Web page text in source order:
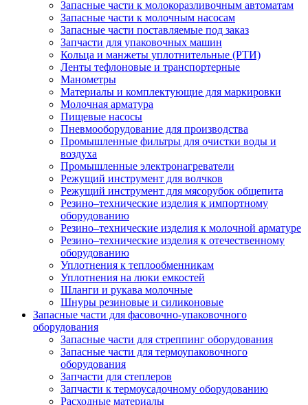
Запасные части к молокоразливочным автоматам
Запасные части к молочным насосам
Запасные части поставляемые под заказ
Запчасти для упаковочных машин
Кольца и манжеты уплотнительные (РТИ)
Ленты тефлоновые и транспортерные
Манометры
Материалы и комплектующие для маркировки
Молочная арматура
Пищевые насосы
Пневмооборудование для производства
Промышленные фильтры для очистки воды и
воздуха
Промышленные электронагреватели
Режущий инструмент для волчков
Режущий инструмент для мясорубок общепита
Резино–технические изделия к импортному
оборудованию
Резино–технические изделия к молочной арматуре
Резино–технические изделия к отечественному
оборудованию
Уплотнения к теплообменникам
Уплотнения на люки емкостей
Шланги и рукава молочные
Шнуры резиновые и силиконовые
Запасные части для фасовочно-упаковочного
оборудования
Запасные части для стреппинг оборудования
Запасные части для термоупаковочного
оборудования
Запчасти для степлеров
Запчасти к термоусадочному оборудованию
Расходные материалы